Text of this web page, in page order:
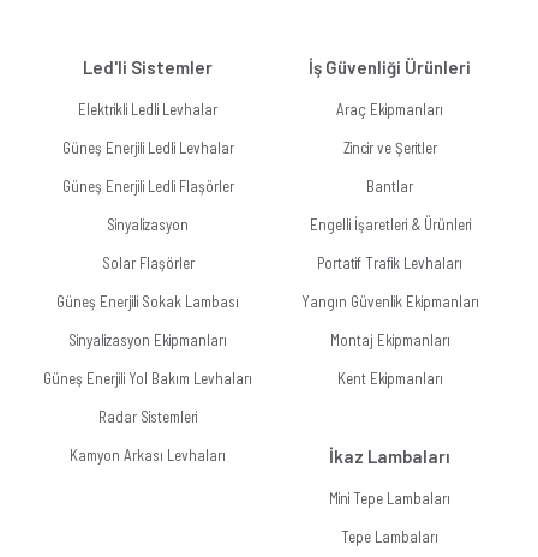
Led'li Sistemler
Elektrikli Ledli Levhalar
Güneş Enerjili Ledli Levhalar
Güneş Enerjili Ledli Flaşörler
Sinyalizasyon
Solar Flaşörler
Güneş Enerjili Sokak Lambası
Sinyalizasyon Ekipmanları
Güneş Enerjili Yol Bakım Levhaları
Radar Sistemleri
Kamyon Arkası Levhaları
İş Güvenliği Ürünleri
Araç Ekipmanları
Zincir ve Şeritler
Bantlar
Engelli İşaretleri & Ürünleri
Portatif Trafik Levhaları
Yangın Güvenlik Ekipmanları
Montaj Ekipmanları
Kent Ekipmanları
İkaz Lambaları
Mini Tepe Lambaları
Tepe Lambaları